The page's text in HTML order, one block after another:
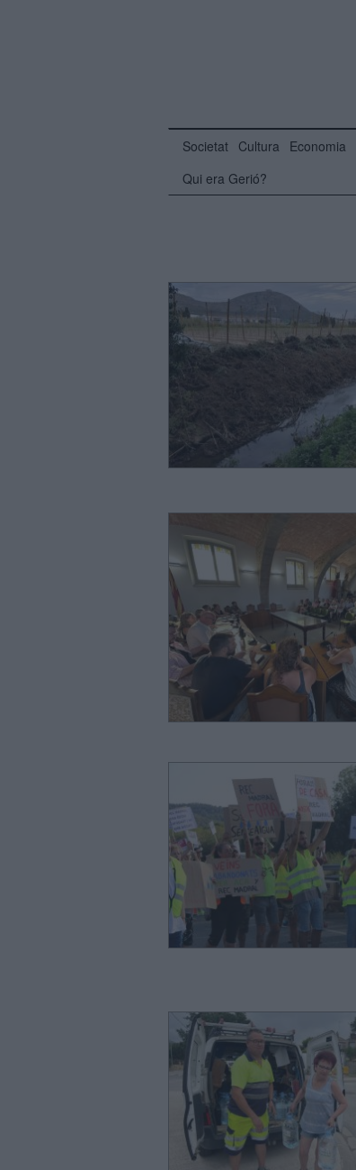
Societat Cultura Economia
Qui era Gerió?